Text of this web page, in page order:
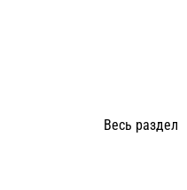
Весь раздел